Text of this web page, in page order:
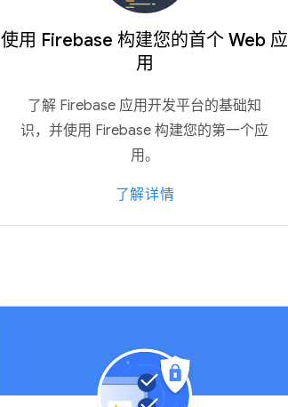
使用 Firebase 构建您的首个 Web 应
用
了解 Firebase 应用开发平台的基础知
识，并使用 Firebase 构建您的第一个应
用。
了解详情